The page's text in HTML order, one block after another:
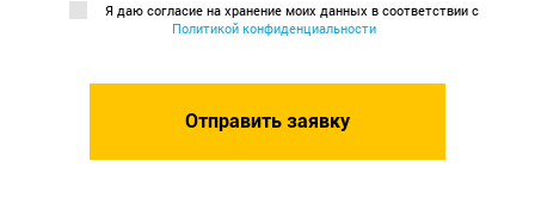
Я даю согласие на хранение моих данных в соответствии с
Политикой конфиденциальности